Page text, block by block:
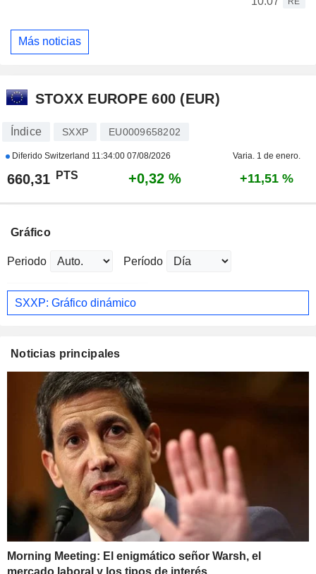
Más noticias
STOXX EUROPE 600 (EUR)
Índice SXXP EU0009658202
Diferido Switzerland 11:34:00 07/08/2026 Varia. 1 de enero.
660,31 PTS +0,32 % +11,51 %
Gráfico
Periodo Período
SXXP: Gráfico dinámico
Noticias principales
Morning Meeting: El enigmático señor Warsh, el
mercado laboral y los tipos de interés